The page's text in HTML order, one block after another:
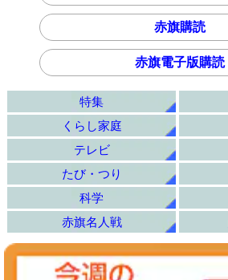
赤旗購読
赤旗電子版購読
特集
くらし家庭
テレビ
たび・つり
科学
赤旗名人戦